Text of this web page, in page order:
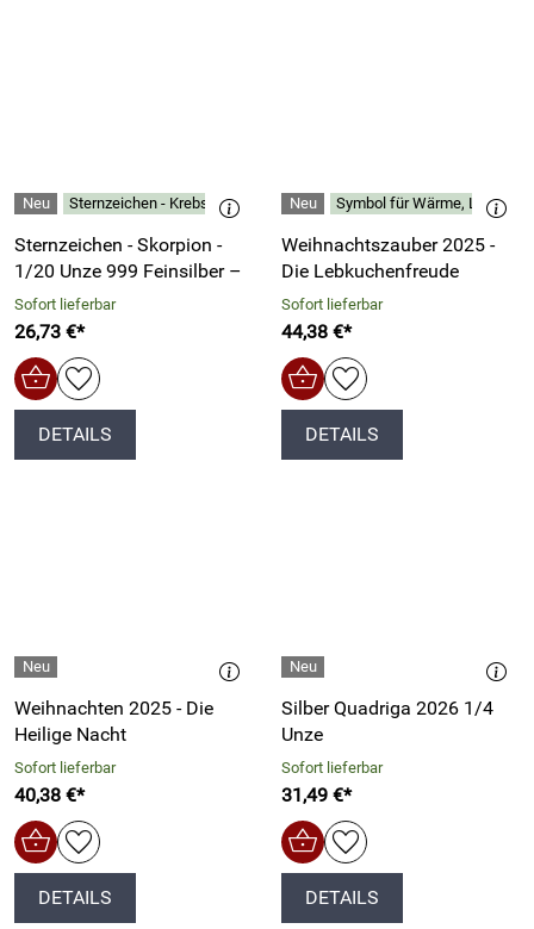
Sternzeichen - Krebs - 1/20 Unze 999 Feinsilber –
Sternzeichen - Skorpion -
1/20 Unze 999 Feinsilber –
Sofort lieferbar
26,73 €*
DETAILS
Symbol für Wärme, Liebe
Weihnachtszauber 2025 -
Die Lebkuchenfreude
Sofort lieferbar
44,38 €*
DETAILS
Weihnachten 2025 - Die
Heilige Nacht
Sofort lieferbar
40,38 €*
DETAILS
Silber Quadriga 2026 1/4
Unze
Sofort lieferbar
31,49 €*
DETAILS